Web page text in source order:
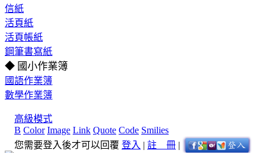
信紙
活頁紙
活頁帳紙
鋼筆書寫紙
◆ 國小作業簿
國語作業簿
數學作業簿
高級模式
B Color Image Link Quote Code Smilies
您需要登入後才可以回覆 登入 | 註 冊 |